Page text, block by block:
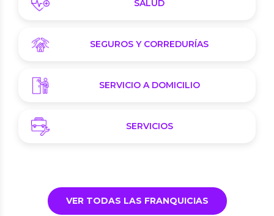
SALUD
SEGUROS Y CORREDURÍAS
SERVICIO A DOMICILIO
SERVICIOS
VER TODAS LAS FRANQUICIAS